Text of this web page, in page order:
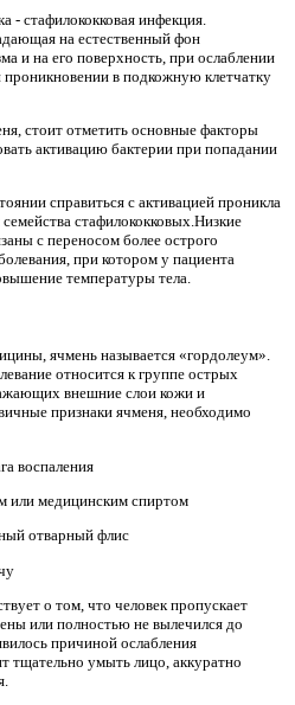
- стафилококковая инфекция.
на естественный фон
и на его поверхность, при ослаблении
в подкожную клетчатку
стоит отметить основные факторы
активацию бактерии при попадании
справиться с активацией проникла
стафилококковых.Низкие
с переносом более острого
при котором у пациента
температуры тела.
ячмень называется «гордолеум».
относится к группе острых
внешние слои кожи и
признаки ячменя, необходимо
воспаления
или медицинским спиртом
отварный флис
о том, что человек пропускает
или полностью не вылечился до
причиной ослабления
тщательно умыть лицо, аккуратно